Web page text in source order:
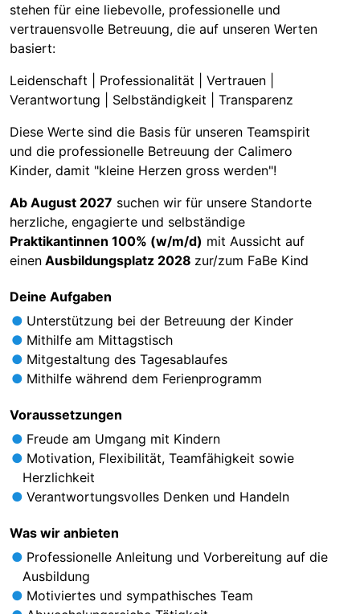
stehen für eine liebevolle, professionelle und
vertrauensvolle Betreuung, die auf unseren Werten
basiert:
Leidenschaft | Professionalität | Vertrauen |
Verantwortung | Selbständigkeit | Transparenz
Diese Werte sind die Basis für unseren Teamspirit
und die professionelle Betreuung der Calimero
Kinder, damit "kleine Herzen gross werden"!
Ab August 2027 suchen wir für unsere Standorte
herzliche, engagierte und selbständige
Praktikantinnen 100% (w/m/d) mit Aussicht auf
einen Ausbildungsplatz 2028 zur/zum FaBe Kind
Deine Aufgaben
Unterstützung bei der Betreuung der Kinder
Mithilfe am Mittagstisch
Mitgestaltung des Tagesablaufes
Mithilfe während dem Ferienprogramm
Voraussetzungen
Freude am Umgang mit Kindern
Motivation, Flexibilität, Teamfähigkeit sowie
Herzlichkeit
Verantwortungsvolles Denken und Handeln
Was wir anbieten
Professionelle Anleitung und Vorbereitung auf die
Ausbildung
Motiviertes und sympathisches Team